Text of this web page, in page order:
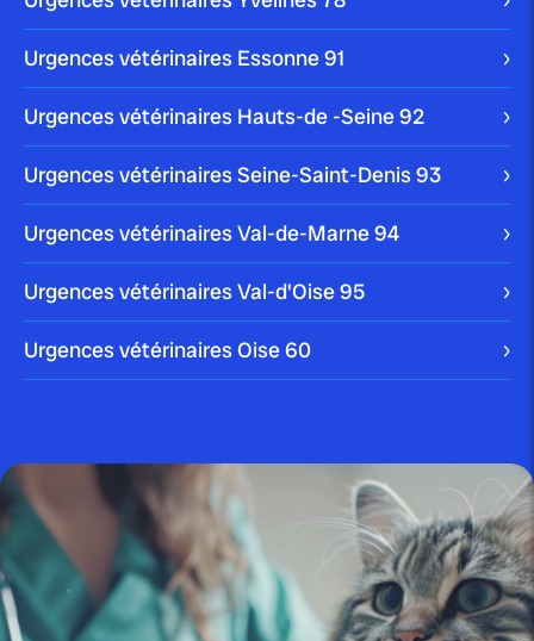
dans son quotidien. La tique en est […]
Blog
publié le 22 décembre 2023 par Christophe Le Dref
Comment soigner un chat qui
bave ?
Urgences vétérinaires Essonne91
Urgences vétérinaires Hauts-de -Seine92
Urgences vétérinaires Seine-Saint-Denis93
Urgences vétérinaires Val-de-Marne94
Urgences vétérinaires Val-d'Oise95
Urgences vétérinaires Oise60